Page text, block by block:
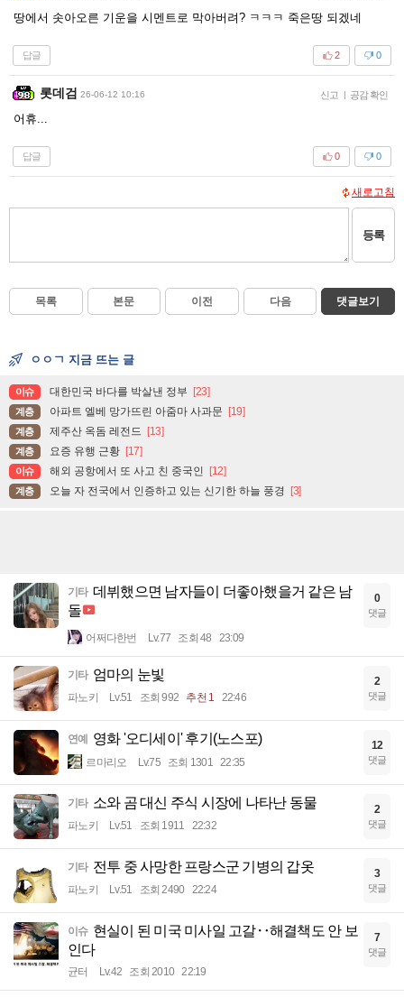
땅에서 솟아오른 기운을 시멘트로 막아버려? ㅋㅋㅋ 죽은땅 되겠네
답글 0
2
롯데검 26-06-12 10:16 신고 | 공감 확인
어휴...
답글 0
0
새로고침
등록
목록 본문 이전 다음 댓글보기
ㅇㅇㄱ 지금 뜨는 글
이슈 대한민국 바다를 박살낸 정부 [23]
계층 아파트 엘베 망가뜨린 아줌마 사과문 [19]
계층 제주산 옥돔 레전드 [13]
계층 요증 유행 근황 [17]
이슈 해외 공항에서 또 사고 친 중국인 [12]
계층 오늘 자 전국에서 인증하고 있는 신기한 하늘 풍경 [3]
기타 데뷔했으면 남자들이 더좋아했을거 같은 남
돌
어쩌다한번 Lv.77 조회 48 23:09
0
댓글
기타 엄마의 눈빛
파노키 Lv.51 조회 992 추천 1 22:46
2
댓글
연예 영화 '오디세이' 후기(노스포)
르마리오 Lv.75 조회 1301 22:35
12
댓글
기타 소와 곰 대신 주식 시장에 나타난 동물
파노키 Lv.51 조회 1911 22:32
2
댓글
기타 전투 중 사망한 프랑스군 기병의 갑옷
파노키 Lv.51 조회 2490 22:24
3
댓글
이슈 현실이 된 미국 미사일 고갈‥해결책도 안 보
인다
균터 Lv.42 조회 2010 22:19
7
댓글